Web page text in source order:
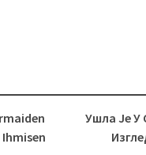
Ушла Је У